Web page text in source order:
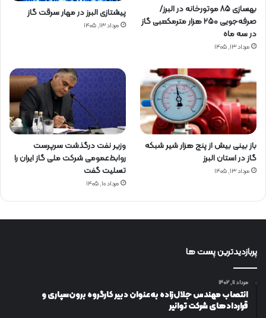
بهسازی ۸۵ موتورخانه در البرز/
صرفه‌جویی ۲۵۰ هزار مترمکعبی گاز
در سه ماه
مرداد ۱۳, ۱۴۰۵
پیشتازی البرز در مهار سرقت گاز
مرداد ۱۳, ۱۴۰۵
باز بینی بیش از پنج هزار شیر شبکه
گاز در استان البرز
مرداد ۱۳, ۱۴۰۵
وزیر نفت درگذشت سرپرست
روابط‌عمومی شرکت ملی گاز ایران را
تسلیت گفت
مرداد ۱۰, ۱۴۰۵
پربازدیدترین پست ها
مرداد ۱۱, ۱۴۰۲
انتصاب مهندس جلال‌زاده به‌عنوان دبیر كارگروه برون‌سپاری و
قراردادهای شركت توانیر